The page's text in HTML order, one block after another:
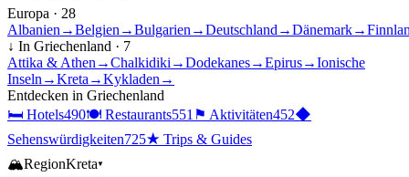
Europa · 28
Albanien →Belgien →Bulgarien →Deutschland →Dänemark→
↓ In Griechenland · 7
Attika & Athen →Chalkidiki →Dodekanes→Epirus→Ionische
Inseln →Kreta →Kykladen →
Entdecken in Griechenland
🛏 Hotels490🍽 Restaurants551 ⚑ Aktivitäten452◆
Sehenswürdigkeiten725★ Trips & Guides
🏔RegionKreta▾